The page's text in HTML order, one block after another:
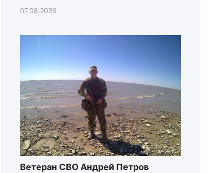
07.08.2026
Ветеран СВО Андрей Петров